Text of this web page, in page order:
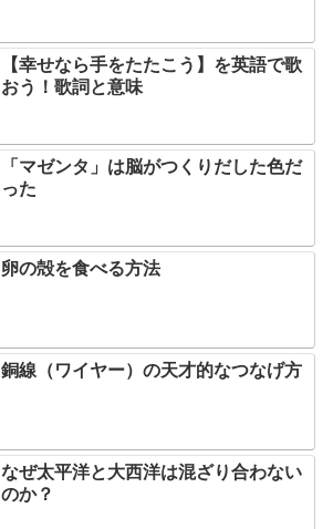
【幸せなら手をたたこう】を英語で歌
おう！歌詞と意味
「マゼンタ」は脳がつくりだした色だ
った
卵の殻を食べる方法
銅線（ワイヤー）の天才的なつなげ方
なぜ太平洋と大西洋は混ざり合わない
のか？